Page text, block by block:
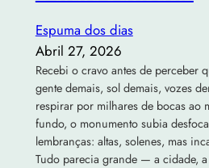
Espuma dos dias
Abril 27, 2026
Recebi o cravo antes de perceber
gente demais, sol demais, vozes
respirar por milhares de bocas ao
fundo, o monumento subia
lembranças: altas, solenes, mas
Tudo parecia grande — a cidade,